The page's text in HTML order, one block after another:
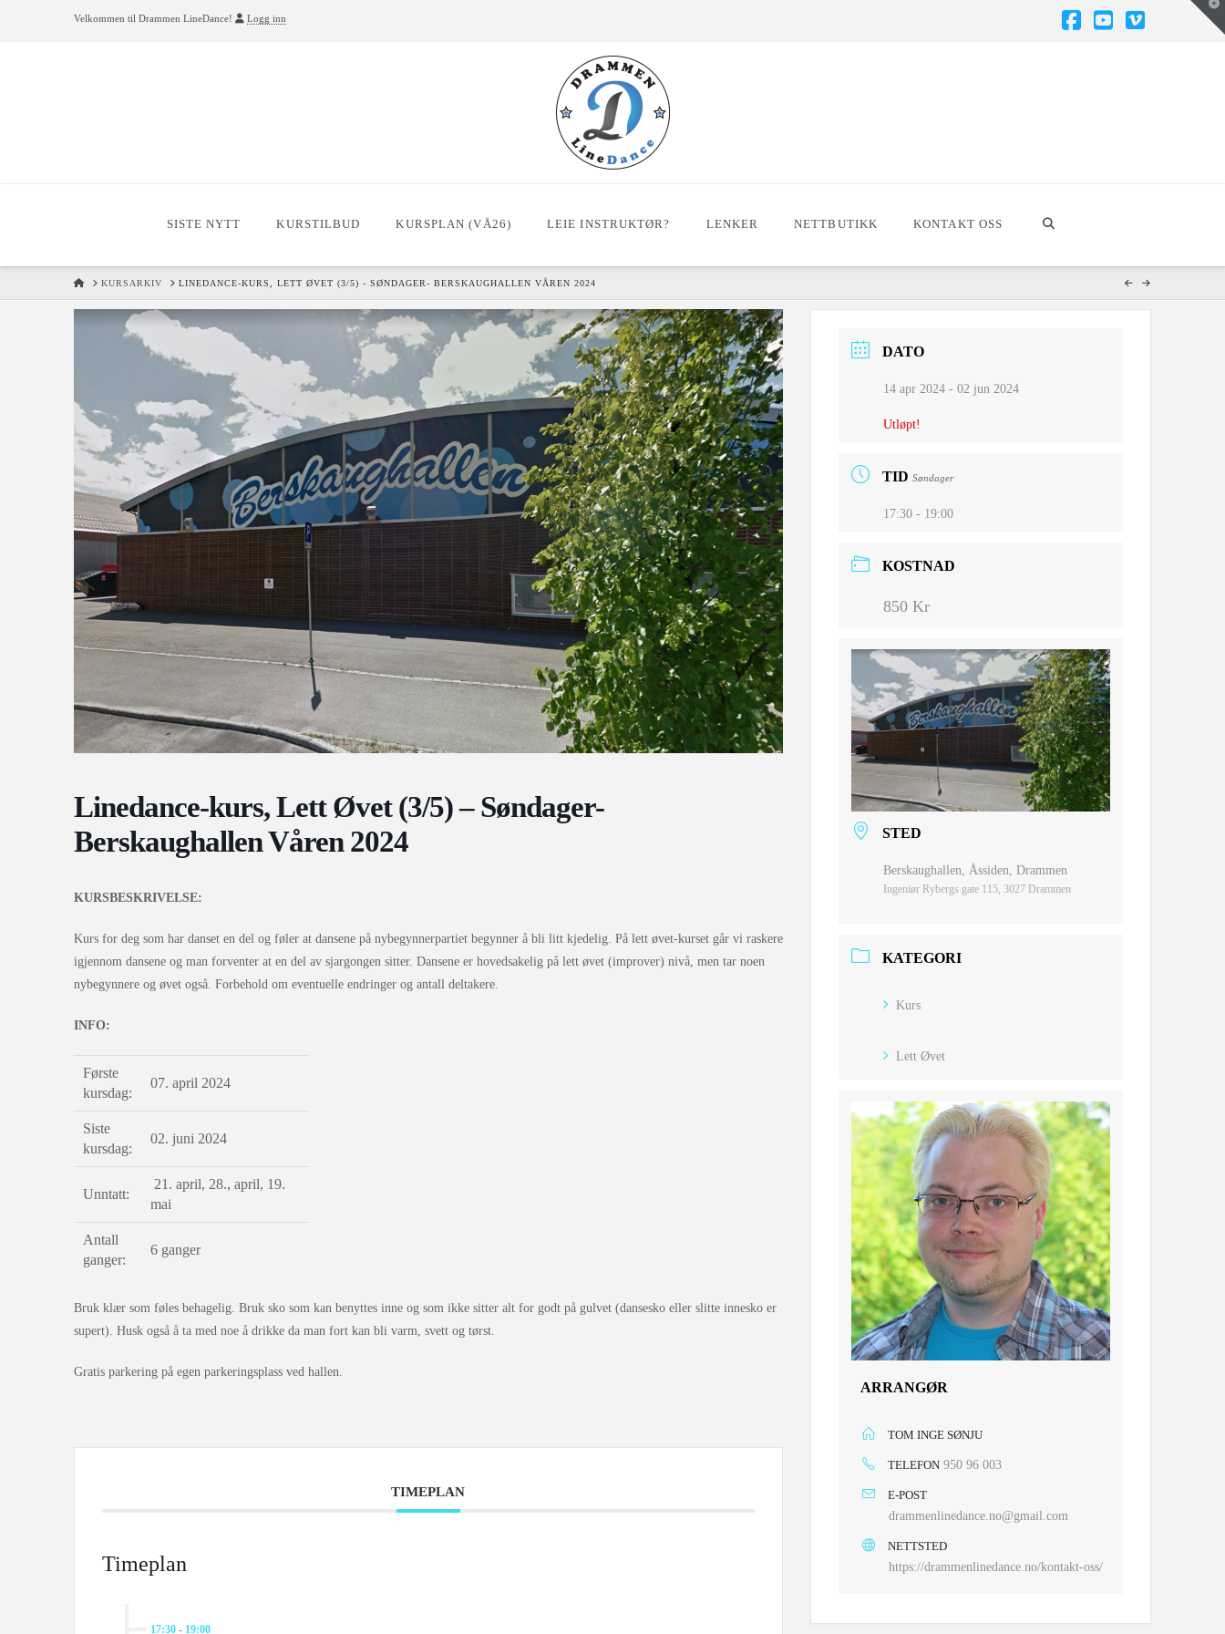
Velkommen til Drammen LineDance! Logg inn
SISTE NYTT KURSTILBUD KURSPLAN (VÅ26) LEIE INSTRUKTØR? LENKER NETTBUTIKK KONTAKT OSS
HOMEKURSARKIV LINEDANCE-KURS, LETT ØVET (3/5) - SØNDAGER- BERSKAUGHALLEN VÅREN 2024
Linedance-kurs, Lett Øvet (3/5) – Søndager-
Berskaughallen Våren 2024
KURSBESKRIVELSE:
Kurs for deg som har danset en del og føler at dansene på nybegynnerpartiet begynner å bli litt kjedelig. På lett øvet-kurset går vi raskere
igjennom dansene og man forventer at en del av sjargongen sitter. Dansene er hovedsakelig på lett øvet (improver) nivå, men tar noen
nybegynnere og øvet også. Forbehold om eventuelle endringer og antall deltakere.
INFO:
Første
kursdag:
07. april 2024
Siste
kursdag:
02. juni 2024
Unntatt:
21. april, 28., april, 19.
mai
Antall
ganger:
6 ganger
Bruk klær som føles behagelig. Bruk sko som kan benyttes inne og som ikke sitter alt for godt på gulvet (dansesko eller slitte innesko er
supert). Husk også å ta med noe å drikke da man fort kan bli varm, svett og tørst.
Gratis parkering på egen parkeringsplass ved hallen.
TIMEPLAN
Timeplan
17:30- 19:00
DATO
14 apr 2024 - 02 jun 2024
Utløpt!
TID Søndager
17:30 - 19:00
KOSTNAD
850 Kr
STED
Berskaughallen, Åssiden, Drammen
Ingeniør Rybergs gate 115, 3027 Drammen
KATEGORI
Kurs
Lett Øvet
ARRANGØR
TOM INGE SØNJU
TELEFON 950 96 003
E-POST
drammenlinedance.no@gmail.com
NETTSTED
https://drammenlinedance.no/kontakt-oss/